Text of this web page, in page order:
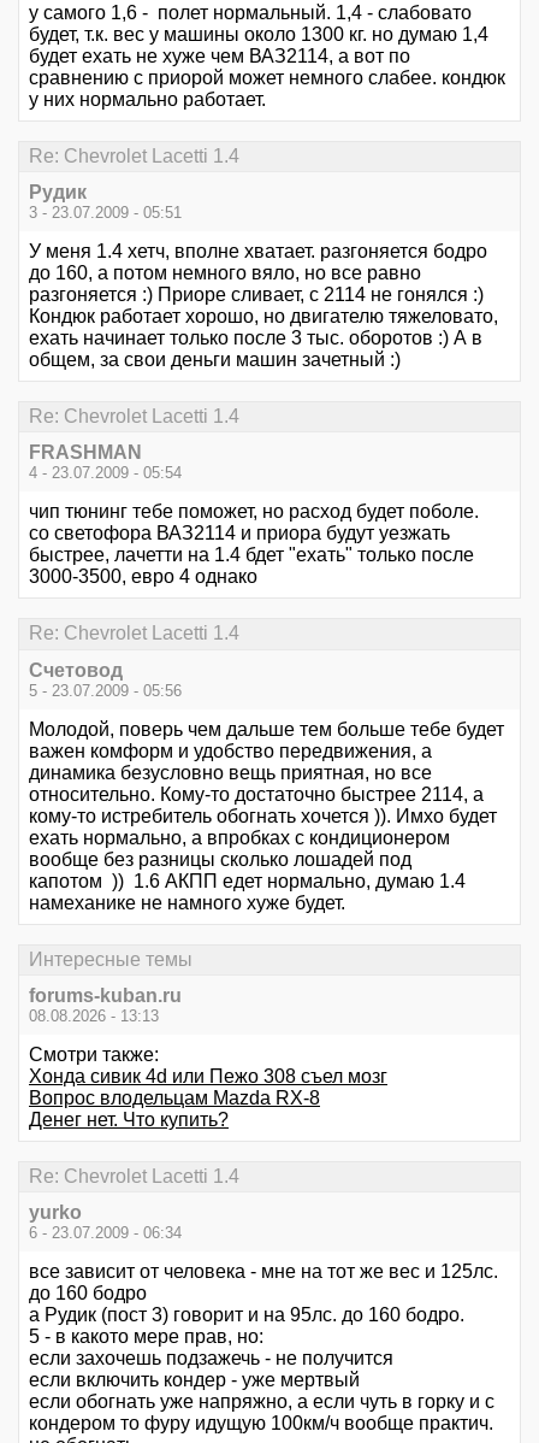
у самого 1,6 - полет нормальный. 1,4 - слабовато
будет, т.к. вес у машины около 1300 кг. но думаю 1,4
будет ехать не хуже чем ВАЗ2114, а вот по
сравнению с приорой может немного слабее. кондюк
у них нормально работает.
Re: Chevrolet Lacetti 1.4
Рудик
3 - 23.07.2009 - 05:51
У меня 1.4 хетч, вполне хватает. разгоняется бодро
до 160, а потом немного вяло, но все равно
разгоняется :) Приоре сливает, с 2114 не гонялся :)
Кондюк работает хорошо, но двигателю тяжеловато,
ехать начинает только после 3 тыс. оборотов :) А в
общем, за свои деньги машин зачетный :)
Re: Chevrolet Lacetti 1.4
FRASHMAN
4 - 23.07.2009 - 05:54
чип тюнинг тебе поможет, но расход будет поболе.
со светофора ВАЗ2114 и приора будут уезжать
быстрее, лачетти на 1.4 бдет "ехать" только после
3000-3500, евро 4 однако
Re: Chevrolet Lacetti 1.4
Счетовод
5 - 23.07.2009 - 05:56
Молодой, поверь чем дальше тем больше тебе будет
важен комформ и удобство передвижения, а
динамика безусловно вещь приятная, но все
относительно. Кому-то достаточно быстрее 2114, а
кому-то истребитель обогнать хочется )). Имхо будет
ехать нормально, а впробках с кондиционером
вообще без разницы сколько лошадей под
капотом )) 1.6 АКПП едет нормально, думаю 1.4
намеханике не намного хуже будет.
Интересные темы
forums-kuban.ru
08.08.2026 - 13:13
Смотри также:
Хонда сивик 4d или Пежо 308 съел мозг
Вопрос влодельцам Mazda RX-8
Денег нет. Что купить?
Re: Chevrolet Lacetti 1.4
yurko
6 - 23.07.2009 - 06:34
все зависит от человека - мне на тот же вес и 125лс.
до 160 бодро
а Рудик (пост 3) говорит и на 95лс. до 160 бодро.
5 - в какото мере прав, но:
если захочешь подзажечь - не получится
если включить кондер - уже мертвый
если обогнать уже напряжно, а если чуть в горку и с
кондером то фуру идущую 100км/ч вообще практич.